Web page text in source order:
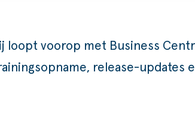
loopt voorop met Business
release-updates